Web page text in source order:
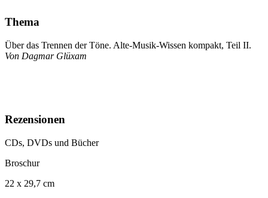
Thema
Über das Trennen der Töne. Alte-Musik-Wissen kompakt, Teil II.
Von Dagmar Glüxam
Rezensionen
CDs, DVDs und Bücher
Broschur
22 x 29,7 cm